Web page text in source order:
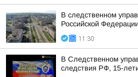
В следственном
Российской
11:30
В Следственном
следствия РФ, 15-